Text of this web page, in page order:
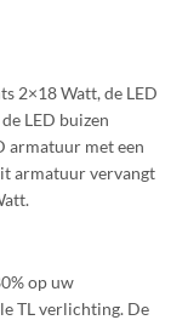
2×18 Watt, de LED
LED buizen
armatuur met een
armatuur vervangt
op uw
TL verlichting. De